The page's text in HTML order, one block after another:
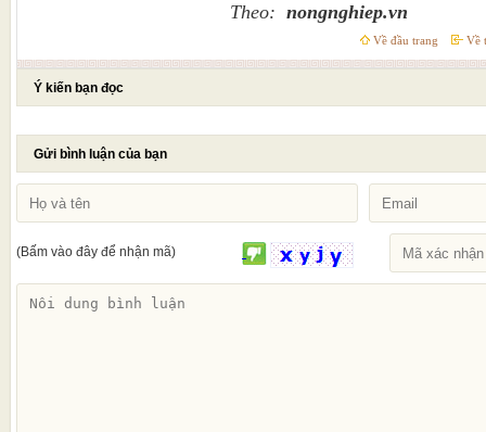
Theo: nongnghiep.vn
Về đầu trang Về
Ý kiến bạn đọc
Gửi bình luận của bạn
(Bấm vào đây để nhận mã)